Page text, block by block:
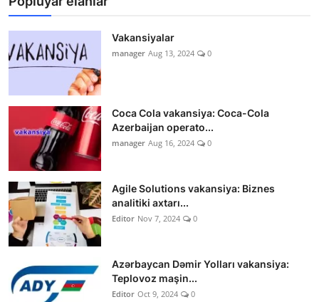
Vakansiyalar
manager Aug 13, 2024 0
Coca Cola vakansiya: Coca-Cola
Azerbaijan operato...
manager Aug 16, 2024 0
Agile Solutions vakansiya: Biznes
analitiki axtarı...
Editor Nov 7, 2024 0
Azərbaycan Dəmir Yolları vakansiya:
Teplovoz maşin...
Editor Oct 9, 2024 0